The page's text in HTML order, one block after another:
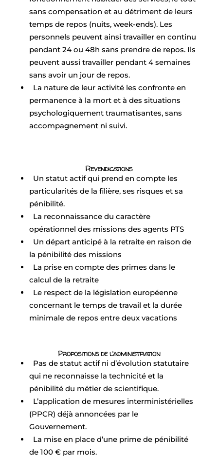
sans compensation et au détriment de leurs
temps de repos (nuits, week-ends). Les
personnels peuvent ainsi travailler en continu
pendant 24 ou 48h sans prendre de repos. Ils
peuvent aussi travailler pendant 4 semaines
sans avoir un jour de repos.
La nature de leur activité les confronte en
permanence à la mort et à des situations
psychologiquement traumatisantes, sans
accompagnement ni suivi.
Revendications
Un statut actif qui prend en compte les
particularités de la filière, ses risques et sa
pénibilité.
La reconnaissance du caractère
opérationnel des missions des agents PTS
Un départ anticipé à la retraite en raison de
la pénibilité des missions
La prise en compte des primes dans le
calcul de la retraite
Le respect de la législation européenne
concernant le temps de travail et la durée
minimale de repos entre deux vacations
Propositions de l’administration
Pas de statut actif ni d’évolution statutaire
qui ne reconnaisse la technicité et la
pénibilité du métier de scientifique.
L’application de mesures interministérielles
(PPCR) déjà annoncées par le
Gouvernement.
La mise en place d’une prime de pénibilité
de 100 € par mois.